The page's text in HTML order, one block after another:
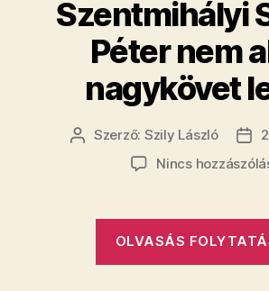
​Szentmihályi
Péter nem
nagykövet
Bejegyzés
Szerző: Szily László
Nincs
OLVASÁS